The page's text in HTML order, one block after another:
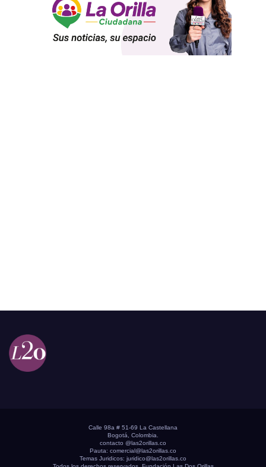
Calle 98a # 51-69 La Castellana
Bogotá, Colombia.
contacto @las2orillas.co
Pauta: comercial@las2orillas.co
Temas Juridicos: juridico@las2orillas.co